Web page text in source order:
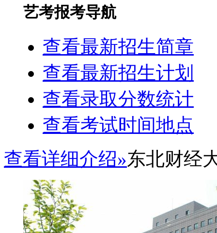
艺考报考导航
查看最新招生简章
查看最新招生计划
查看录取分数统计
查看考试时间地点
查看详细介绍»东北财经